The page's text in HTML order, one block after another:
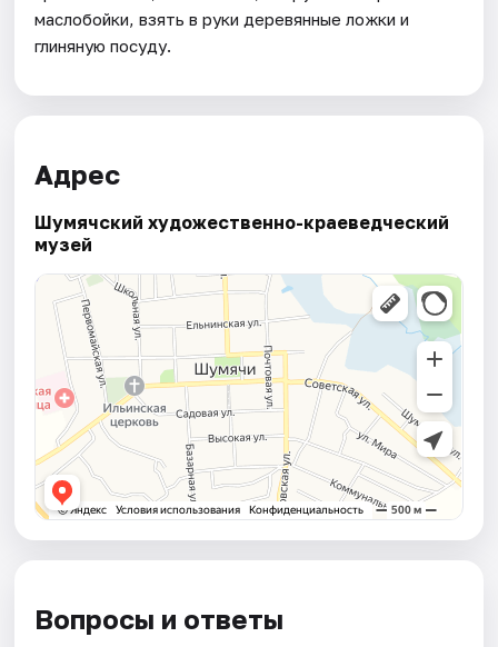
маслобойки, взять в руки деревянные ложки и
глиняную посуду.
Адрес
Шумячский художественно-краеведческий
музей
Вопросы и ответы